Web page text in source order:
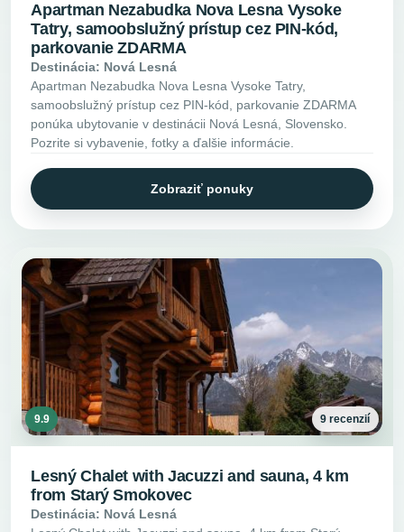
Apartman Nezabudka Nova Lesna Vysoke
Tatry, samoobslužný prístup cez PIN-kód,
parkovanie ZDARMA
Destinácia: Nová Lesná
Apartman Nezabudka Nova Lesna Vysoke Tatry,
samoobslužný prístup cez PIN-kód, parkovanie ZDARMA
ponúka ubytovanie v destinácii Nová Lesná, Slovensko.
Pozrite si vybavenie, fotky a ďalšie informácie.
Zobraziť ponuky
9.9 9 recenzií
Lesný Chalet with Jacuzzi and sauna, 4 km
from Starý Smokovec
Destinácia: Nová Lesná